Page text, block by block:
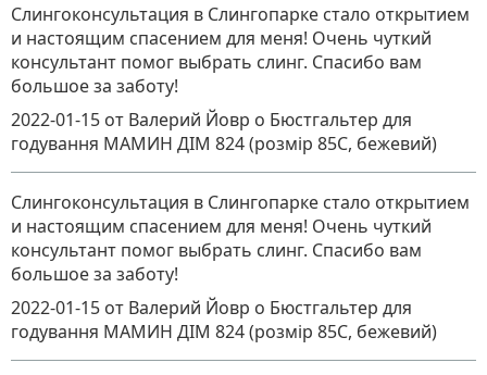
Слингоконсультация в Слингопарке стало открытием
и настоящим спасением для меня! Очень чуткий
консультант помог выбрать слинг. Спасибо вам
большое за заботу!
2022-01-15 от Валерий Йовр о Бюстгальтер для
годування МАМИН ДІМ 824 (розмір 85C, бежевий)
Слингоконсультация в Слингопарке стало открытием
и настоящим спасением для меня! Очень чуткий
консультант помог выбрать слинг. Спасибо вам
большое за заботу!
2022-01-15 от Валерий Йовр о Бюстгальтер для
годування МАМИН ДІМ 824 (розмір 85C, бежевий)